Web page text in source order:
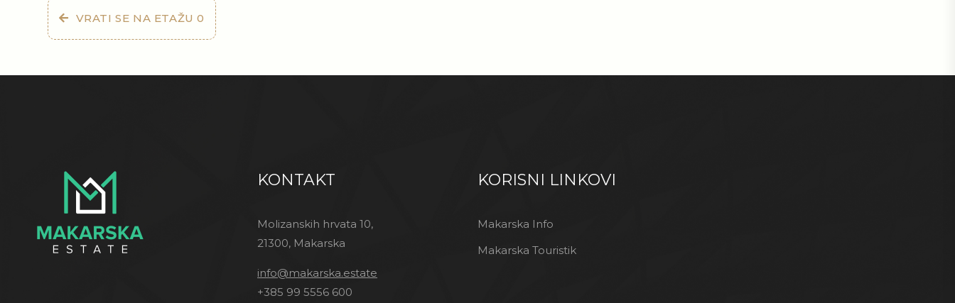
VRATI SE NA ETAŽU 0
KONTAKT
Molizanskih hrvata 10,
21300, Makarska
info@makarska.estate
+385 99 5556 600
KORISNI LINKOVI
Makarska Info
Makarska Touristik